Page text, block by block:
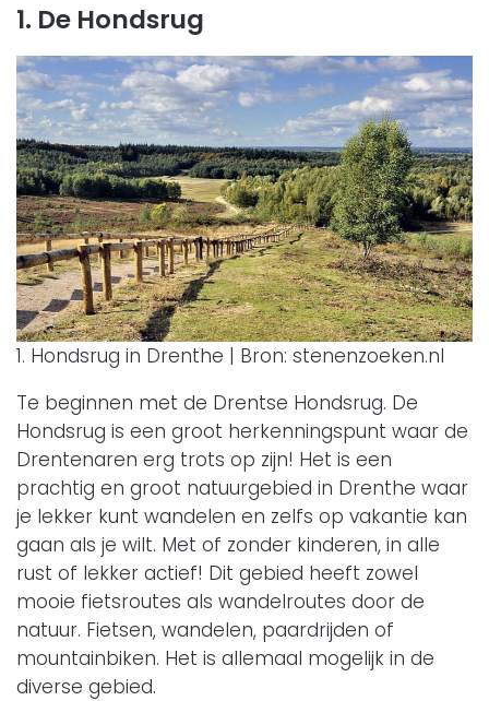
1. De Hondsrug
1. Hondsrug in Drenthe | Bron: stenenzoeken.nl
Te beginnen met de Drentse Hondsrug. De
Hondsrug is een groot herkenningspunt waar de
Drentenaren erg trots op zijn! Het is een
prachtig en groot natuurgebied in Drenthe waar
je lekker kunt wandelen en zelfs op vakantie kan
gaan als je wilt. Met of zonder kinderen, in alle
rust of lekker actief! Dit gebied heeft zowel
mooie fietsroutes als wandelroutes door de
natuur. Fietsen, wandelen, paardrijden of
mountainbiken. Het is allemaal mogelijk in de
diverse gebied.